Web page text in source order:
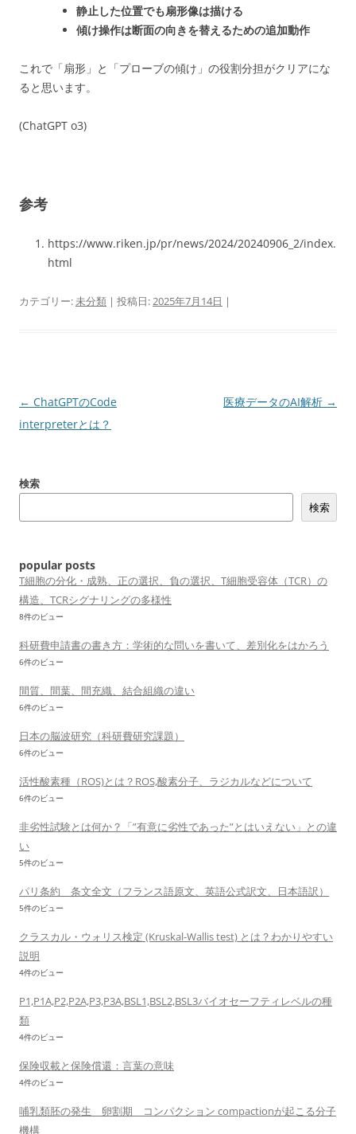
静止した位置でも扇形像は描ける
傾け操作は断面の向きを替えるための追加動作
これで「扇形」と「プローブの傾け」の役割分担がクリアにな
ると思います。
(ChatGPT o3)
参考
https://www.riken.jp/pr/news/2024/20240906_2/index.
html
カテゴリー:未分類 | 投稿日:2025年7月14日 |
投
稿
ゲ
ン
← ChatGPTのCode
interpreterとは？
医療データのAI解析 →
検索
検索
popular posts
T細胞の分化・成熟、正の選択、負の選択、T細胞受容体（TCR）の
構造、TCRシグナリングの多様性
8件のビュー
科研費申請書の書き方：学術的な問いを書いて、差別化をはかろう
6件のビュー
間質、間葉、間充織、結合組織の違い
6件のビュー
日本の脳波研究（科研費研究課題）
6件のビュー
活性酸素種（ROS)とは？ROS,酸素分子、ラジカルなどについて
6件のビュー
非劣性試験とは何か？「”有意に劣性であった”とはいえない」との違
い
5件のビュー
パリ条約 条文全文（フランス語原文、英語公式訳文、日本語訳）
5件のビュー
クラスカル・ウォリス検定 (Kruskal-Wallis test) とは？わかりやすい
説明
4件のビュー
P1,P1A,P2,P2A,P3,P3A,BSL1,BSL2,BSL3バイオセーフティレベルの種
類
4件のビュー
保険収載と保険償還：言葉の意味
4件のビュー
哺乳類胚の発生 卵割期 コンパクション compactionが起こる分子
機構